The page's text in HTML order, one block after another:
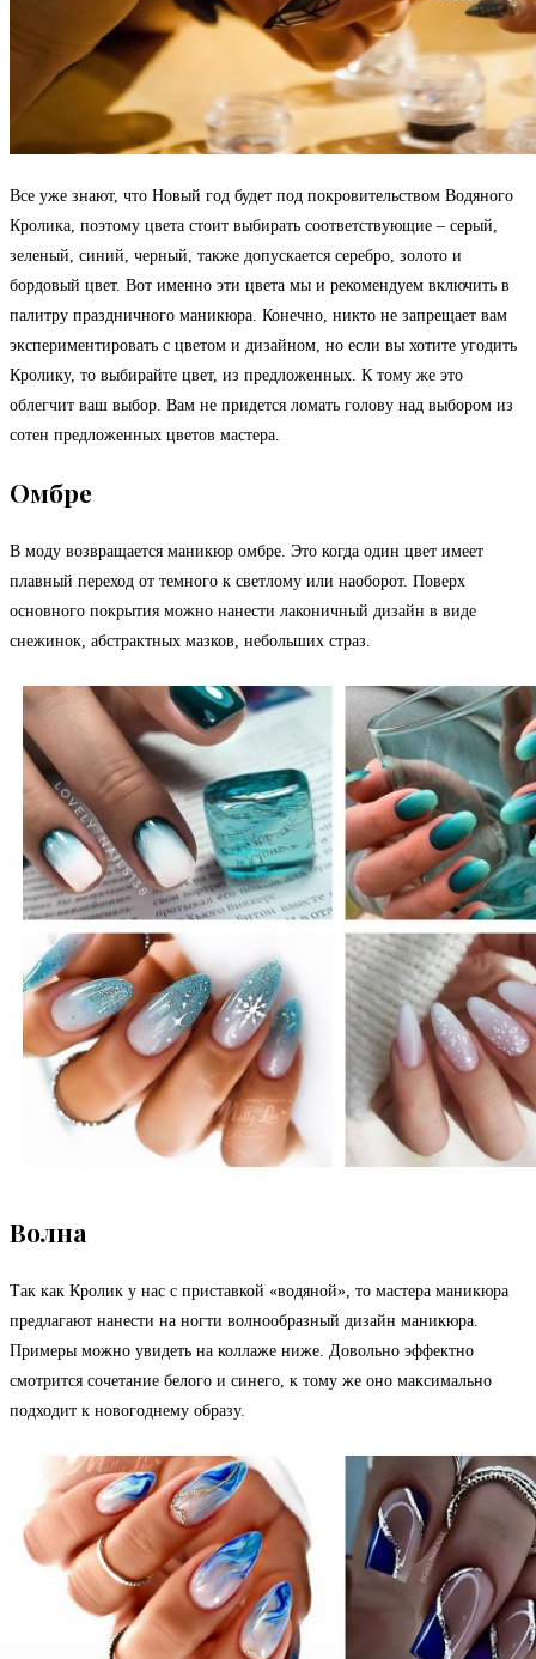
Все уже знают, что Новый год будет под покровительством Водяного
Кролика, поэтому цвета стоит выбирать соответствующие – серый,
зеленый, синий, черный, также допускается серебро, золото и
бордовый цвет. Вот именно эти цвета мы и рекомендуем включить в
палитру праздничного маникюра. Конечно, никто не запрещает вам
экспериментировать с цветом и дизайном, но если вы хотите угодить
Кролику, то выбирайте цвет, из предложенных. К тому же это
облегчит ваш выбор. Вам не придется ломать голову над выбором из
сотен предложенных цветов мастера.
Омбре
В моду возвращается маникюр омбре. Это когда один цвет имеет
плавный переход от темного к светлому или наоборот. Поверх
основного покрытия можно нанести лаконичный дизайн в виде
снежинок, абстрактных мазков, небольших страз.
Волна
Так как Кролик у нас с приставкой «водяной», то мастера маникюра
предлагают нанести на ногти волнообразный дизайн маникюра.
Примеры можно увидеть на коллаже ниже. Довольно эффектно
смотрится сочетание белого и синего, к тому же оно максимально
подходит к новогоднему образу.